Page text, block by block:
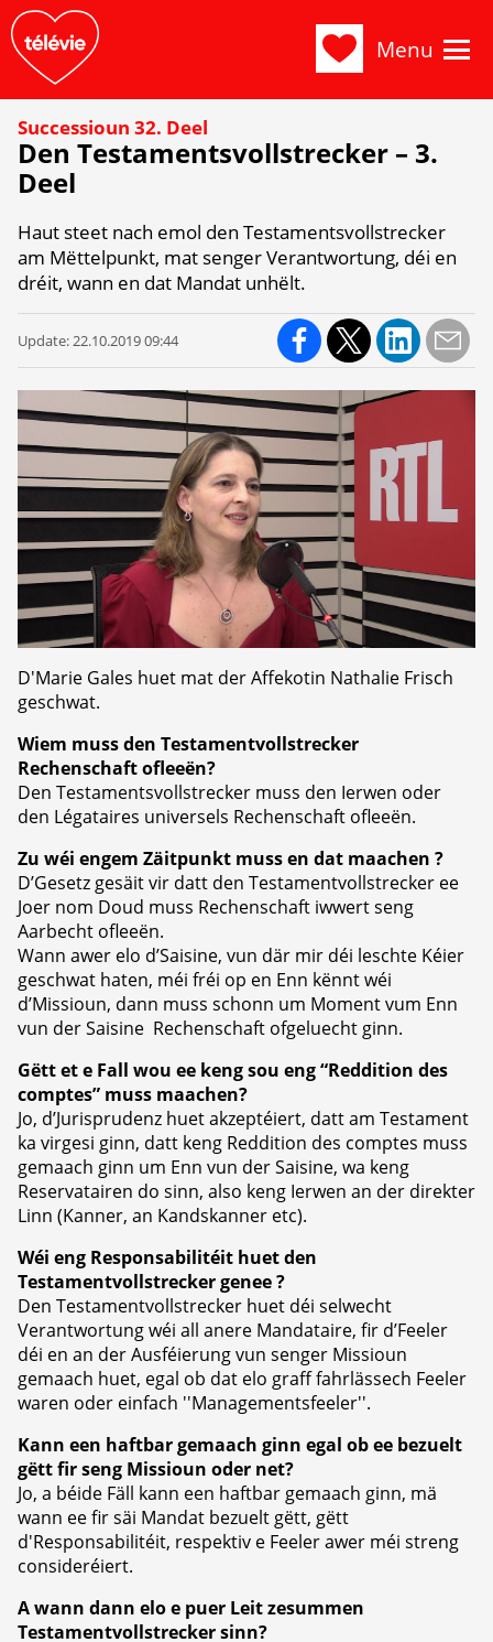
Menu
Successioun 32. Deel
Den Testamentsvollstrecker – 3.
Deel
Haut steet nach emol den Testamentsvollstrecker
am Mëttelpunkt, mat senger Verantwortung, déi en
dréit, wann en dat Mandat unhëlt.
Update:22.10.2019 09:44
D'Marie Gales huet mat der Affekotin Nathalie Frisch
geschwat.
Wiem muss den Testamentvollstrecker
Rechenschaft ofleeën?
Den Testamentsvollstrecker muss den Ierwen oder
den Légataires universels Rechenschaft ofleeën.
Zu wéi engem Zäitpunkt muss en dat maachen ?
D’Gesetz gesäit vir datt den Testamentvollstrecker ee
Joer nom Doud muss Rechenschaft iwwert seng
Aarbecht ofleeën.
Wann awer elo d’Saisine, vun där mir déi leschte Kéier
geschwat haten, méi fréi op en Enn kënnt wéi
d’Missioun, dann muss schonn um Moment vum Enn
vun der Saisine Rechenschaft ofgeluecht ginn.
Gëtt et e Fall wou ee keng sou eng “Reddition des
comptes” muss maachen?
Jo, d’Jurisprudenz huet akzeptéiert, datt am Testament
ka virgesi ginn, datt keng Reddition des comptes muss
gemaach ginn um Enn vun der Saisine, wa keng
Reservatairen do sinn, also keng Ierwen an der direkter
Linn (Kanner, an Kandskanner etc).
Wéi eng Responsabilitéit huet den
Testamentvollstrecker genee ?
Den Testamentvollstrecker huet déi selwecht
Verantwortung wéi all anere Mandataire, fir d’Feeler
déi en an der Ausféierung vun senger Missioun
gemaach huet, egal ob dat elo graff fahrlässech Feeler
waren oder einfach ''Managementsfeeler''.
Kann een haftbar gemaach ginn egal ob ee bezuelt
gëtt fir seng Missioun oder net?
Jo, a béide Fäll kann een haftbar gemaach ginn, mä
wann ee fir säi Mandat bezuelt gëtt, gëtt
d'Responsabilitéit, respektiv e Feeler awer méi streng
consideréiert.
A wann dann elo e puer Leit zesummen
Testamentvollstrecker sinn?